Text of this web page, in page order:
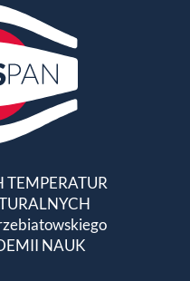
TEMPERATUR
NAUK